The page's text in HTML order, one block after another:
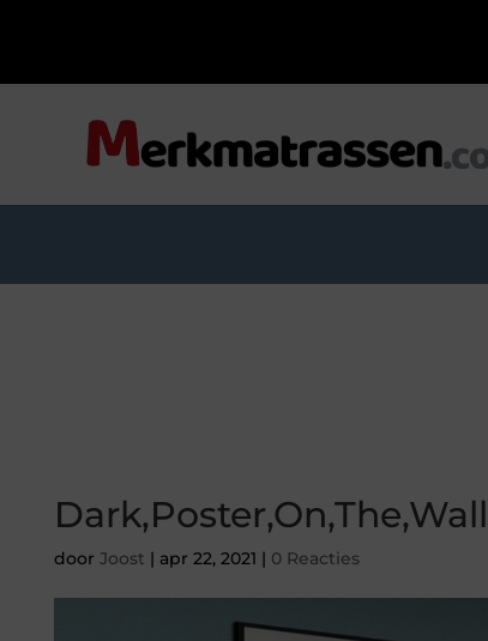
door Joost | apr 22, 2021 | 0 Reacties